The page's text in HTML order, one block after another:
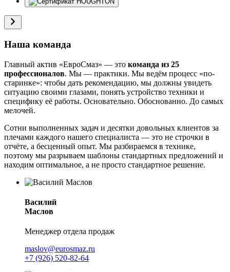
Наша команда
Главный актив «ЕвроСмаз» — это команда из 25
профессионалов. Мы — практики. Мы ведём процесс «по-
старинке»: чтобы дать рекомендацию, мы должны увидеть
ситуацию своими глазами, понять устройство техники и
специфику её работы. Основательно. Обоснованно. До самых
мелочей.
Сотни выполненных задач и десятки довольных клиентов за
плечами каждого нашего специалиста — это не строчки в
отчёте, а бесценный опыт. Мы разбираемся в технике,
поэтому мы разрываем шаблоны стандартных предложений и
находим оптимальное, а не просто стандартное решение.
Василий
Маслов
Менеджер отдела продаж
maslov@eurosmaz.ru
+7 (926) 520-82-64